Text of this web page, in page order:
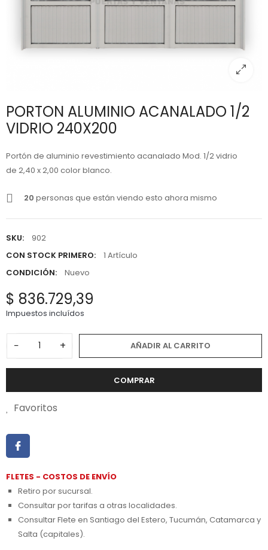
PORTON ALUMINIO ACANALADO 1/2
VIDRIO 240X200
Portón de aluminio revestimiento acanalado Mod. 1/2 vidrio
de 2,40 x 2,00 color blanco.
20 personas que están viendo esto ahora mismo
SKU:
902
CON STOCK PRIMERO:
1 Artículo
CONDICIÓN:
Nuevo
$ 836.729,39
Impuestos incluídos
− + AÑADIR AL CARRITO
COMPRAR
Favoritos
FLETES - COSTOS DE ENVÍO
Retiro por sucursal.
Consultar por tarifas a otras localidades.
Consultar Flete en Santiago del Estero, Tucumán, Catamarca y
Salta (capitales).